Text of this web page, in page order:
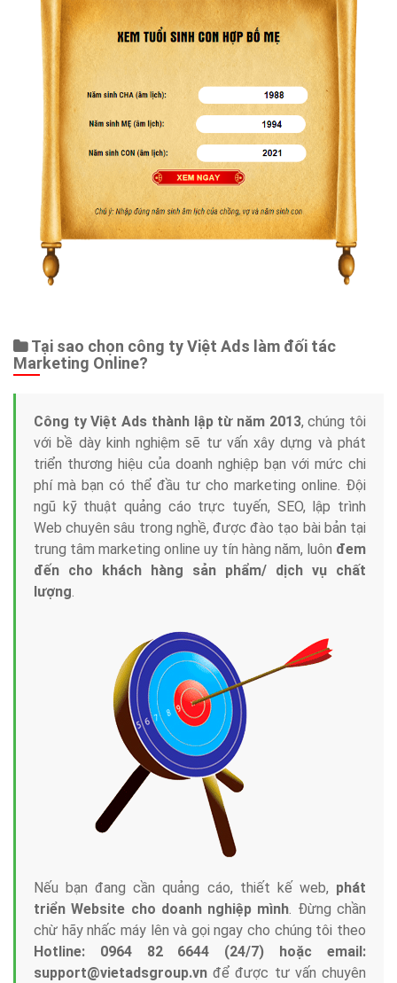
Tại sao chọn công ty Việt Ads làm đối tác
Marketing Online?
Công ty Việt Ads thành lập từ năm 2013, chúng tôi
với bề dày kinh nghiệm sẽ tư vấn xây dựng và phát
triển thương hiệu của doanh nghiệp bạn với mức chi
phí mà bạn có thể đầu tư cho marketing online. Đội
ngũ kỹ thuật quảng cáo trực tuyến, SEO, lập trình
Web chuyên sâu trong nghề, được đào tạo bài bản tại
trung tâm marketing online uy tín hàng năm, luôn đem
đến cho khách hàng sản phẩm/ dịch vụ chất
lượng.
Nếu bạn đang cần quảng cáo, thiết kế web, phát
triển Website cho doanh nghiệp mình. Đừng chần
chừ hãy nhấc máy lên và gọi ngay cho chúng tôi theo
Hotline: 0964 82 6644 (24/7) hoặc email:
support@vietadsgroup.vn để được tư vấn chuyên